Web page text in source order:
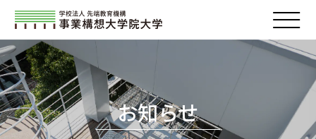
お知らせ